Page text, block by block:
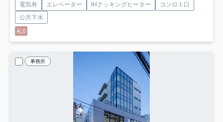
電気有 エレベーター IHクッキングヒーター
コンロ１口
公共下水
礼0
事務所